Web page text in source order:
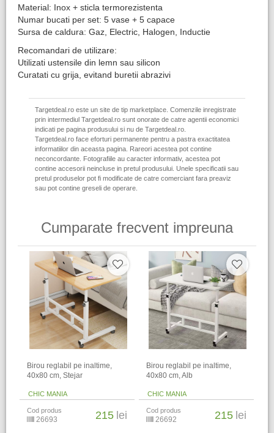
Material: Inox + sticla termorezistenta
Numar bucati per set: 5 vase + 5 capace
Sursa de caldura: Gaz, Electric, Halogen, Inductie
Recomandari de utilizare:
Utilizati ustensile din lemn sau silicon
Curatati cu grija, evitand buretii abrazivi
Targetdeal.ro este un site de tip marketplace. Comenzile inregistrate
prin intermediul Targetdeal.ro sunt onorate de catre agentii economici
indicati pe pagina produsului si nu de Targetdeal.ro.
Targetdeal.ro face eforturi permanente pentru a pastra exactitatea
informatiilor din aceasta pagina. Rareori acestea pot contine
neconcordante. Fotografiile au caracter informativ, acestea pot
contine accesorii neincluse in pretul produsului. Unele specificatii sau
pretul produselor pot fi modificate de catre comerciant fara preaviz
sau pot contine greseli de operare.
Cumparate frecvent impreuna
Birou reglabil pe inaltime,
40x80 cm, Stejar
CHIC MANIA
Cod produs
26693 215 lei
Birou reglabil pe inaltime,
40x80 cm, Alb
CHIC MANIA
Cod produs
26692 215 lei